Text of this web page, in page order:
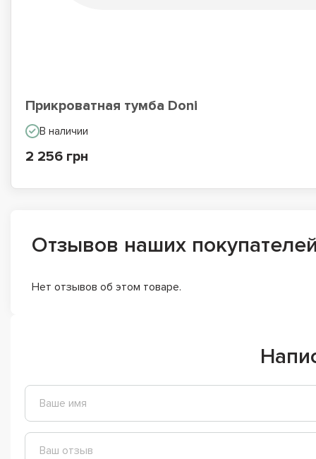
Прикроватная тумба Doni
В наличии
2 256 грн
Отзывов наших
Нет отзывов об этом товаре.